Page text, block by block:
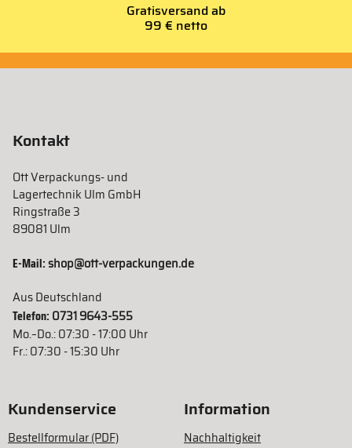
Gratisversand ab
99 € netto
Kontakt
Ott Verpackungs- und
Lagertechnik Ulm GmbH
Ringstraße 3
89081 Ulm
E-Mail:shop@ott-verpackungen.de
Aus Deutschland
Telefon: 0731 9643-555
Mo.–Do.: 07:30 - 17:00 Uhr
Fr.: 07:30 - 15:30 Uhr
Kundenservice
Bestellformular (PDF)
Information
Nachhaltigkeit